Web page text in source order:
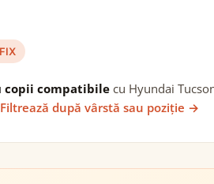
copii compatibile cu Hyundai
Filtrează după vârstă sau poziție →